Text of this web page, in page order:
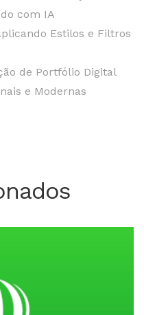
com IA
Estilos e Filtros
de Portfólio Digital
e Modernas